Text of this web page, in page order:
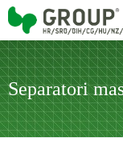
Separatori